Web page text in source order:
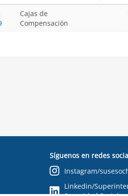
Cajas de
Compensación
Síguenos en redes
Instagram/
Linkedin/